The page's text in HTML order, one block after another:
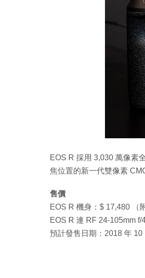
EOS R 採用 3,030 萬像素
焦位置的新一代雙像素
售價
EOS R 機身：$ 17,480 （
EOS R 連 RF 24-105mm f/
預計發售日期：2018 年 10